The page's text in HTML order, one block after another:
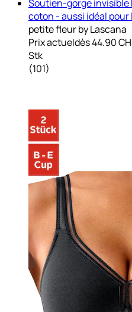
Soutien-gorge invisible
coton - aussi idéal pour
petite fleur by Lascana
Prix actueldès44.90
Stk
(101)